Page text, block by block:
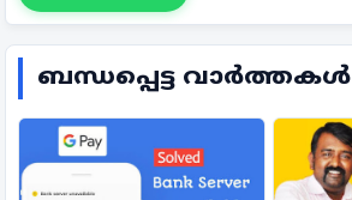
ബന്ധപ്പെട്ട വാർത്തകൾ